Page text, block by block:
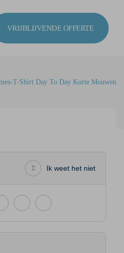
VRIJBLIJVENDE OFFERTE
T-Shirt Day To Day Korte Mouwen
Ik weet het niet